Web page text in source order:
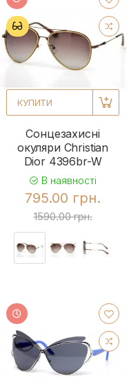
КУПИТИ
Сонцезахисні
окуляри Christian
Dior 4396br-W
В наявності
795.00 грн.
1590.00 грн.